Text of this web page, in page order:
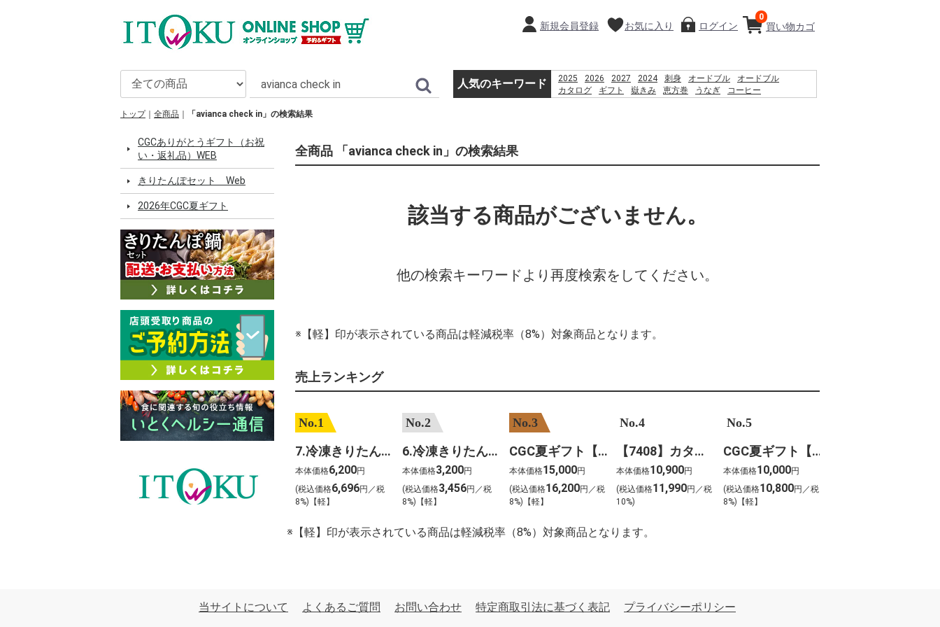
買い物カゴ
0
新規会員登録 お気に入り ログイン
人気のキーワード 2025 2026 2027 2024 刺身 オードブル
オードブル
カタログ
ギフト 嶽きみ 恵方巻 うなぎ
コーヒー
トップ 全商品 「avianca check in」の検索結果
CGCありがとうギフト（お祝
い・返礼品）WEB
きりたんぽセット Web
2026年CGC夏ギフト
全商品 「avianca check in」の検索結果
該当する商品がございません。
他の検索キーワードより再度検索をしてください。
※【軽】印が表示されている商品は軽減税率（8%）対象商品となります。
売上ランキング
No.1
7.冷凍きりたんぽセットM 野菜なし 4人前
本体価格6,200円
(税込価格6,696円／税
8%)【軽】
No.2
6.冷凍きりたんぽセットＳ 野菜なし 2人前
本体価格3,200円
(税込価格3,456円／税
8%)【軽】
No.3
CGC夏ギフト【1101】和牛苑 神戸牛・三田和牛食べ比べ(680g)
本体価格15,000円
(税込価格16,200円／税
8%)【軽】
No.4
【7408】カタログギフト ボーベル・クレソン
本体価格10,900円
(税込価格11,990円／税
10%)
No.5
CGC夏ギフト【1202】スギモト 松阪牛焼肉用(420g)
本体価格10,000円
(税込価格10,800円／税
8%)【軽】
※【軽】印が表示されている商品は軽減税率（8%）対象商品となります。
当サイトについて よくあるご質問 お問い合わせ 特定商取引法に基づく表記 プライバシーポリシー